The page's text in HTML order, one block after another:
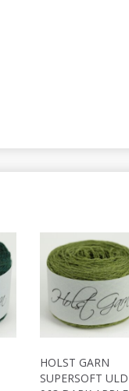
HOLST GARN
SUPERSOFT ULD